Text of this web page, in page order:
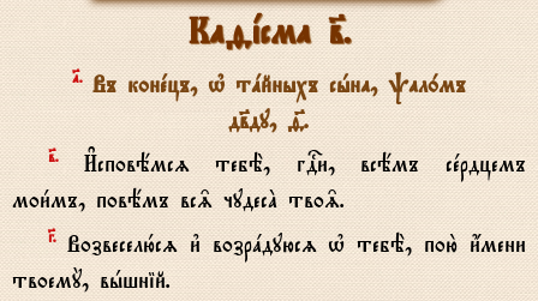
Каfjсма в7.
№.Въ конeцъ, њ тaйныхъ сhна, pал0мъ
дв7ду, f7.
в7.И#сповёмсz тебЁ, гDи, всёмъ сeрдцемъ
мои1мъ, повёмъ вс‰ чудесA тво‰.
G.Возвеселю1сz и3 возрaдуюсz њ тебЁ, пою2 и4мени
твоемY, вhшній.